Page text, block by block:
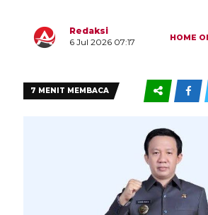
Redaksi
6 Jul 2026 07:17
HOME
7 MENIT MEMBACA